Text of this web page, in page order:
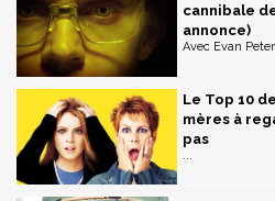
cannibale
annonce)
Avec Evan
Le Top 10
mères à
pas